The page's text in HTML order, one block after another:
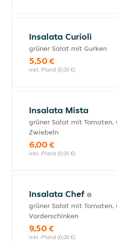
Insalata Curioli
grüner Salat mit Gurken
5,50 €
inkl. Pfand (0,00 €)
Insalata Mista
grüner Salat mit Tomaten,
Zwiebeln
6,00 €
inkl. Pfand (0,00 €)
Insalata Chef
grüner Salat mit Tomaten,
Vorderschinken
9,50 €
inkl. Pfand (0,00 €)